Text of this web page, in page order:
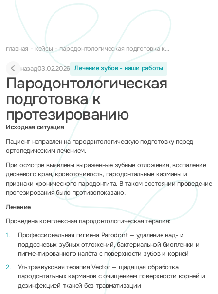
главная кейсы
пародонтологическая подготовка к
протезированию
назад
Лечение зубов - наши работы
03.02.2026
Пародонтологическая
подготовка к
протезированию
Исходная ситуация
Пациент направлен на пародонтологическую подготовку перед
ортопедическим лечением.
При осмотре выявлены выраженные зубные отложения, воспаление
десневого края, кровоточивость, пародонтальные карманы и
признаки хронического пародонтита. В таком состоянии проведение
протезирования было противопоказано.
Лечение
Проведена комплексная пародонтологическая терапия:
Профессиональная гигиена Parodont — удаление над- и
поддесневых зубных отложений, бактериальной биопленки и
пигментированного налёта с поверхности зубов и корней
Ультразвуковая терапия Vector — щадящая обработка
пародонтальных карманов с очищением поверхности корней и
дезинфекцией тканей без травматизации